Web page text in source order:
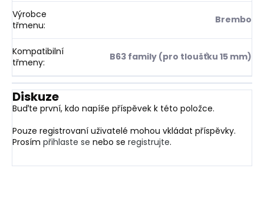
Výrobce
třmenu: Brembo
Kompatibilní
třmeny: B63 family (pro tloušťku 15 mm)
Diskuze
Buďte první, kdo napíše příspěvek k této položce.
Pouze registrovaní uživatelé mohou vkládat příspěvky.
Prosím přihlaste se nebo se registrujte.